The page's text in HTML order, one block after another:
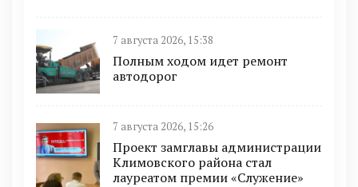
7 августа 2026, 15:38
Полным ходом идет ремонт
автодорог
7 августа 2026, 15:26
Проект замглавы администрации
Климовского района стал
лауреатом премии «Служение»